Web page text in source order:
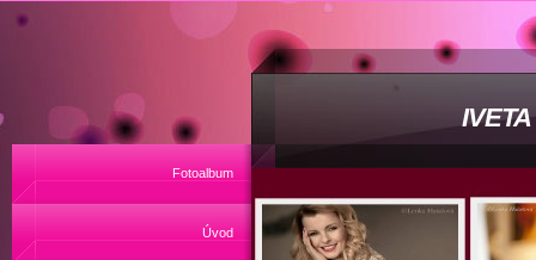
Fotoalbum
Úvod